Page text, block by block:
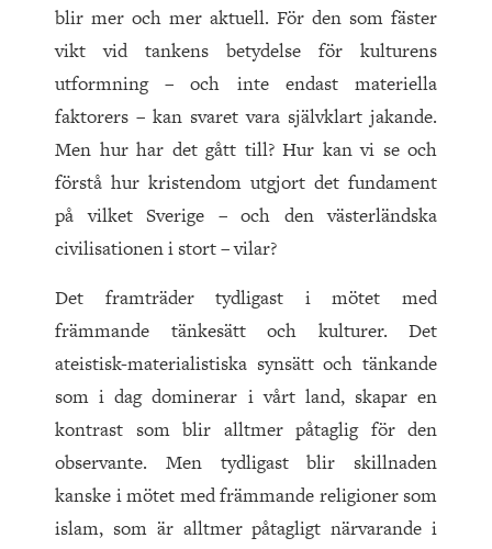
blir mer och mer aktuell. För den som fäster
vikt vid tankens betydelse för kulturens
utformning – och inte endast materiella
faktorers – kan svaret vara självklart jakande.
Men hur har det gått till? Hur kan vi se och
förstå hur kristendom utgjort det fundament
på vilket Sverige – och den västerländska
civilisationen i stort – vilar?
Det framträder tydligast i mötet med
främmande tänkesätt och kulturer. Det
ateistisk-materialistiska synsätt och tänkande
som i dag dominerar i vårt land, skapar en
kontrast som blir alltmer påtaglig för den
observante. Men tydligast blir skillnaden
kanske i mötet med främmande religioner som
islam, som är alltmer påtagligt närvarande i